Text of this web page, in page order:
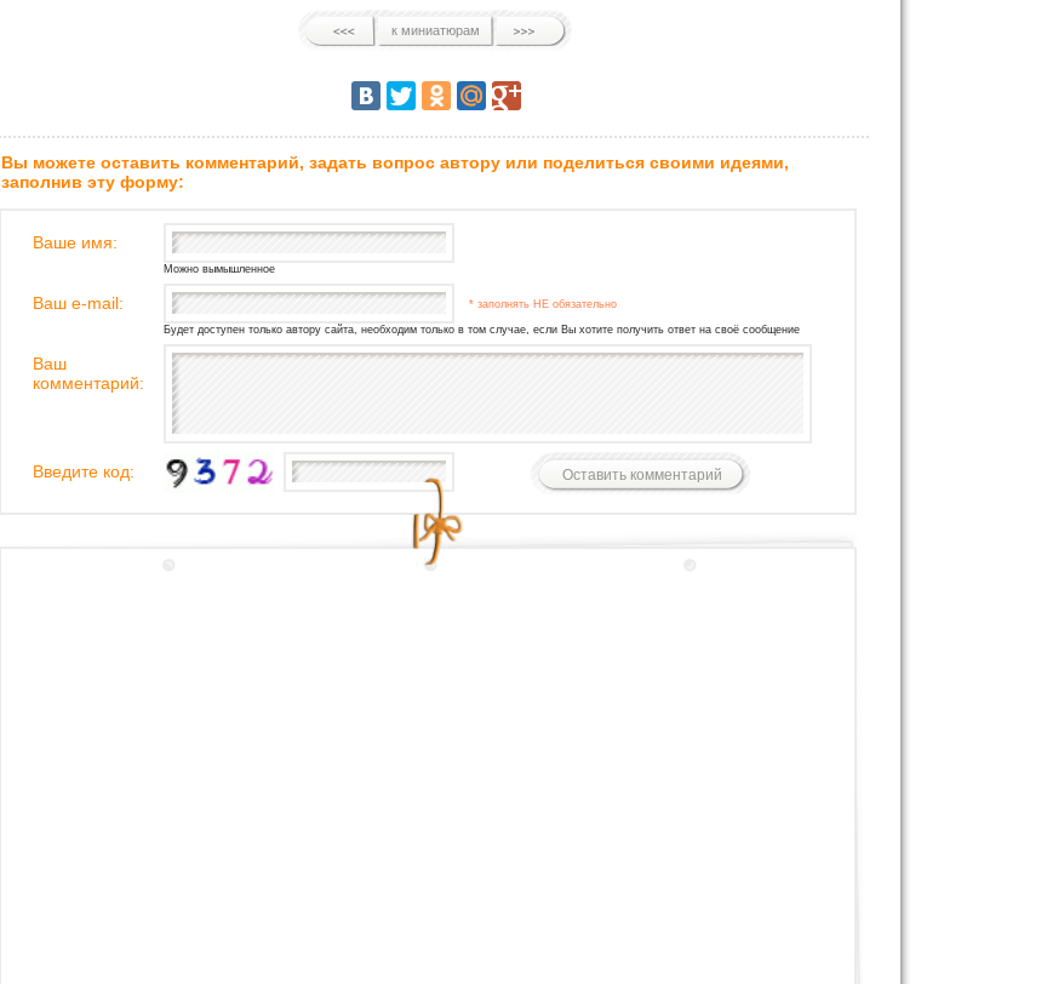
к миниатюрам
Вы можете оставить комментарий, задать вопрос автору или поделиться своими идеями,
заполнив эту форму:
Ваше имя:
Можно вымышленное
Ваш e-mail: * заполнять НЕ обязательно
Будет доступен только автору сайта, необходим только в том случае, если Вы хотите получить ответ на своё сообщение
Ваш
комментарий:
Введите код: